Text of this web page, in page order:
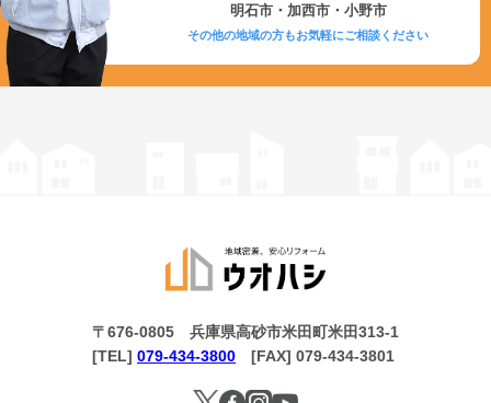
明石市・加西市・小野市
その他の地域の方もお気軽にご相談ください
〒676-0805 兵庫県高砂市米田町米田313-1
[TEL] 079-434-3800 [FAX] 079-434-3801